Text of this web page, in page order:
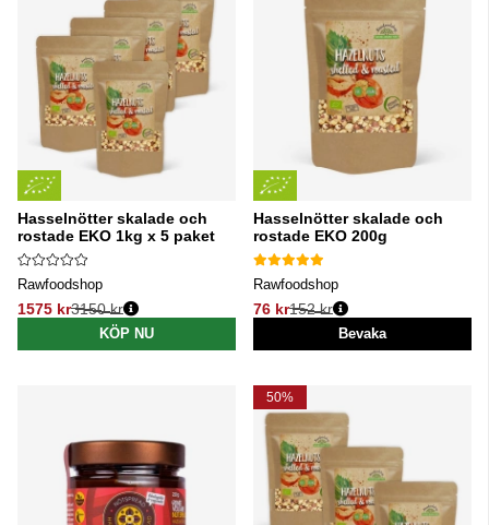
Hasselnötter skalade och
rostade EKO 1kg x 5 paket
Rawfoodshop
1575 kr
Ordinarie pris:
3150 kr
KÖP NU
Hasselnötter skalade och
rostade EKO 200g
Rawfoodshop
76 kr
Ordinarie pris:
152 kr
Bevaka
50%